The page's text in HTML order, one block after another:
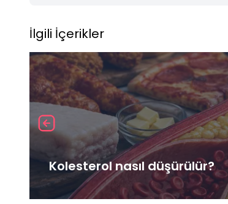
İlgili İçerikler
Kolesterol nasıl düşürülür?